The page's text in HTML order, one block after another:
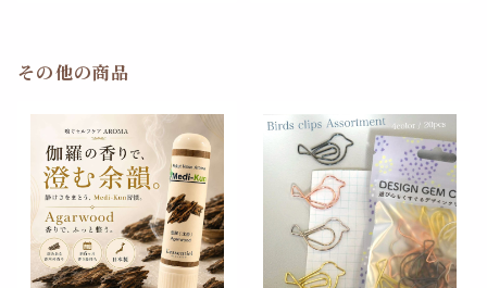
その他の商品